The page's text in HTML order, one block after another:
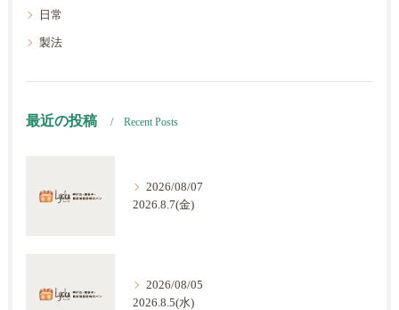
日常
製法
最近の投稿 Recent Posts
2026/08/07
2026.8.7(金)
2026/08/05
2026.8.5(水)